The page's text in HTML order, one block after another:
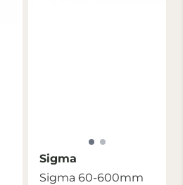
Sigma
Sigma 60-600mm